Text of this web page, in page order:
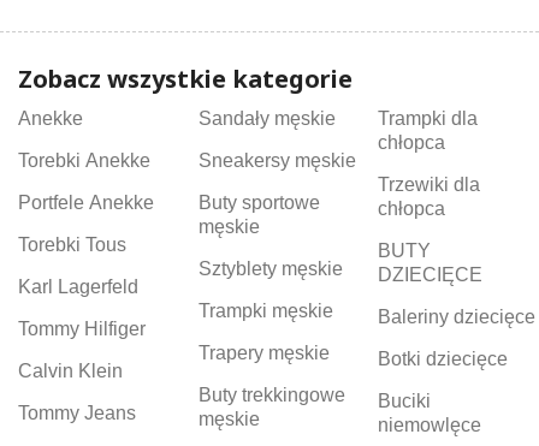
Zobacz wszystkie kategorie
Anekke
Torebki Anekke
Portfele Anekke
Torebki Tous
Karl Lagerfeld
Tommy Hilfiger
Calvin Klein
Tommy Jeans
Sandały męskie
Sneakersy męskie
Buty sportowe
męskie
Sztyblety męskie
Trampki męskie
Trapery męskie
Buty trekkingowe
męskie
Trampki dla
chłopca
Trzewiki dla
chłopca
BUTY
DZIECIĘCE
Baleriny dziecięce
Botki dziecięce
Buciki
niemowlęce